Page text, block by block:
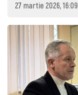
27 martie 2026, 16:09